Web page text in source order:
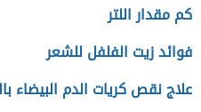
كم مقدار اللتر
فوائد زيت الفلفل للشعر
علاج نقص كريات الدم البيضاء